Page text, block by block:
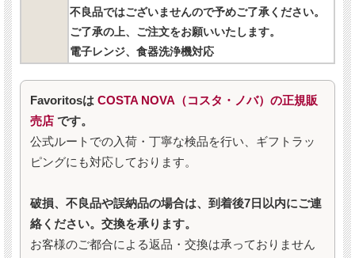
不良品ではございませんので予めご了承ください。
ご了承の上、ご注文をお願いいたします。
電子レンジ、食器洗浄機対応
Favoritosは COSTA NOVA（コスタ・ノバ）の正規販
売店 です。
公式ルートでの入荷・丁寧な検品を行い、ギフトラッ
ピングにも対応しております。
破損、不良品や誤納品の場合は、到着後7日以内にご連
絡ください。交換を承ります。
お客様のご都合による返品・交換は承っておりません